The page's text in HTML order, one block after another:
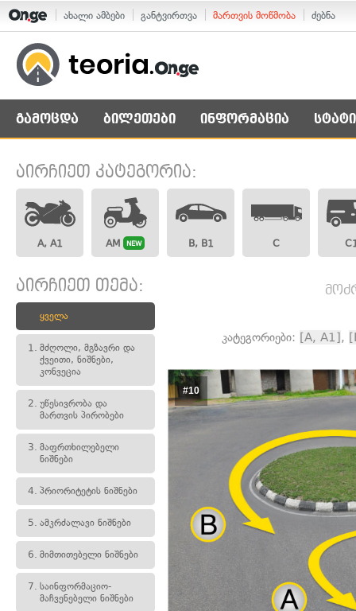
ახალი ამბები განტვირთვა მართვის მოწმობა ძებნა
გამოცდა ბილეთები ინფორმაცია
აირჩიეთ კატეგორია:
A, A1 AM NEW B, B1 C
აირჩიეთ თემა:
ყველა
1. მძღოლი, მგზავრი და
ქვეითი, ნიშნები,
კონვეცია
2. უწესივრობა და
მართვის პირობები
3. მაფრთხილებელი
ნიშნები
4. პრიორიტეტის ნიშნები
5. ამკრძალავი ნიშნები
6. მიმთითებელი ნიშნები
7. საინფორმაციო-
მაჩვენებელი ნიშნები
კატეგორიები: [A, A1],
#10